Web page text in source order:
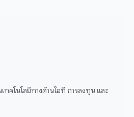
ทคโนโลยีทางด้านไอที การลงทุน และ